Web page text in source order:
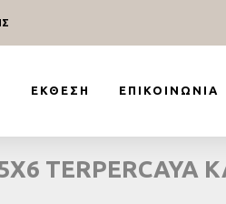
ΕΚΘΕΣΗ ΕΠΙΚΟΙΝΩΝΊΑ
TERPERCAYA